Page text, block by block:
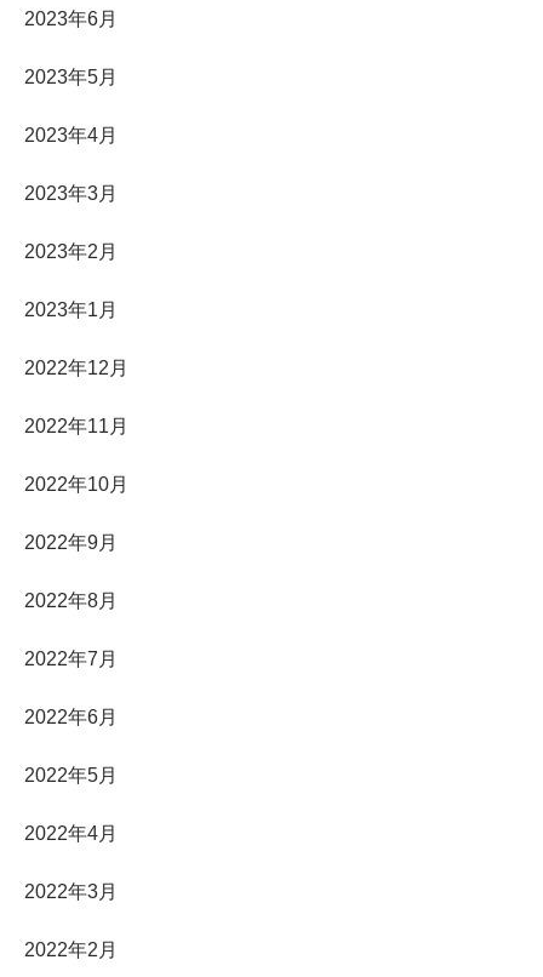
2023年6月
2023年5月
2023年4月
2023年3月
2023年2月
2023年1月
2022年12月
2022年11月
2022年10月
2022年9月
2022年8月
2022年7月
2022年6月
2022年5月
2022年4月
2022年3月
2022年2月